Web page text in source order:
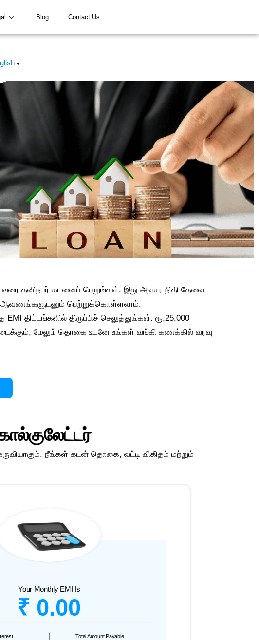
Blog Contact Us
வரை தனிநபர் கடனைப் பெறுங்கள். இது அவசர நிதி தேவை
ஆவணங்களுடனும் பெற்றுக்கொள்ளலாம்.
திட்டங்களில் திருப்பிச் செலுத்துங்கள். ரூ.25,000
மேலும் தொகை உடனே உங்கள் வங்கி கணக்கில் வரவு
நீங்கள் கடன் தொகை, வட்டி விகிதம் மற்றும்
Your Monthly EMI Is
₹ 0.00
Total Amount Payable